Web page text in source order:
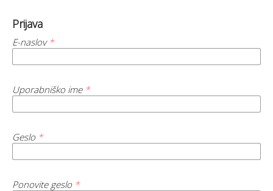
Prijava
E-naslov *
Uporabniško ime *
Geslo *
Ponovite geslo *